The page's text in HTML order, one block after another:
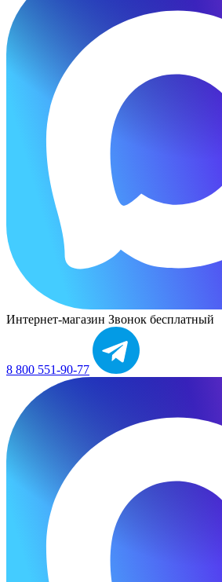
Интернет-магазин Звонок бесплатный
8 800 551-90-77